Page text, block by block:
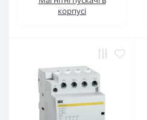
корпусі